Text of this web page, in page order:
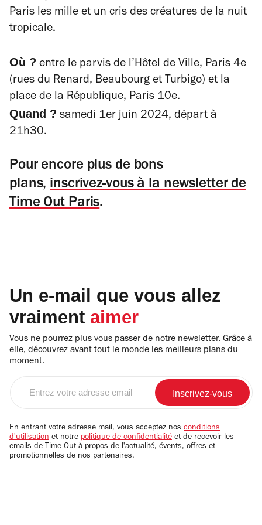
Paris les mille et un cris des créatures de la nuit
tropicale.
Où ? entre le parvis de l’Hôtel de Ville, Paris 4e
(rues du Renard, Beaubourg et Turbigo) et la
place de la République, Paris 10e.
Quand ? samedi 1er juin 2024, départ à
21h30.
Pour encore plus de bons
plans,inscrivez-vous à la newsletter de
Time Out Paris.
Un e-mail que vous allez
vraiment aimer
Vous ne pourrez plus vous passer de notre newsletter. Grâce à
elle, découvrez avant tout le monde les meilleurs plans du
moment.
email
En entrant votre adresse mail, vous acceptez nos conditions
d'utilisation et notre politique de confidentialité et de recevoir les
emails de Time Out à propos de l'actualité, évents, offres et
promotionnelles de nos partenaires.